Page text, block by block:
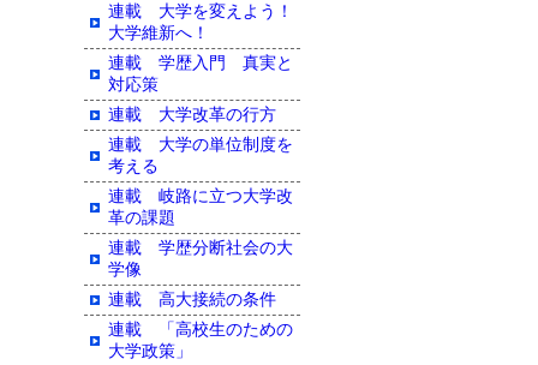
連載 大学を変えよう！
大学維新へ！
連載 学歴入門 真実と
対応策
連載 大学改革の行方
連載 大学の単位制度を
考える
連載 岐路に立つ大学改
革の課題
連載 学歴分断社会の大
学像
連載 高大接続の条件
連載 「高校生のための
大学政策」